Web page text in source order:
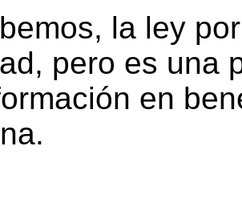
la ley
pero es una
en